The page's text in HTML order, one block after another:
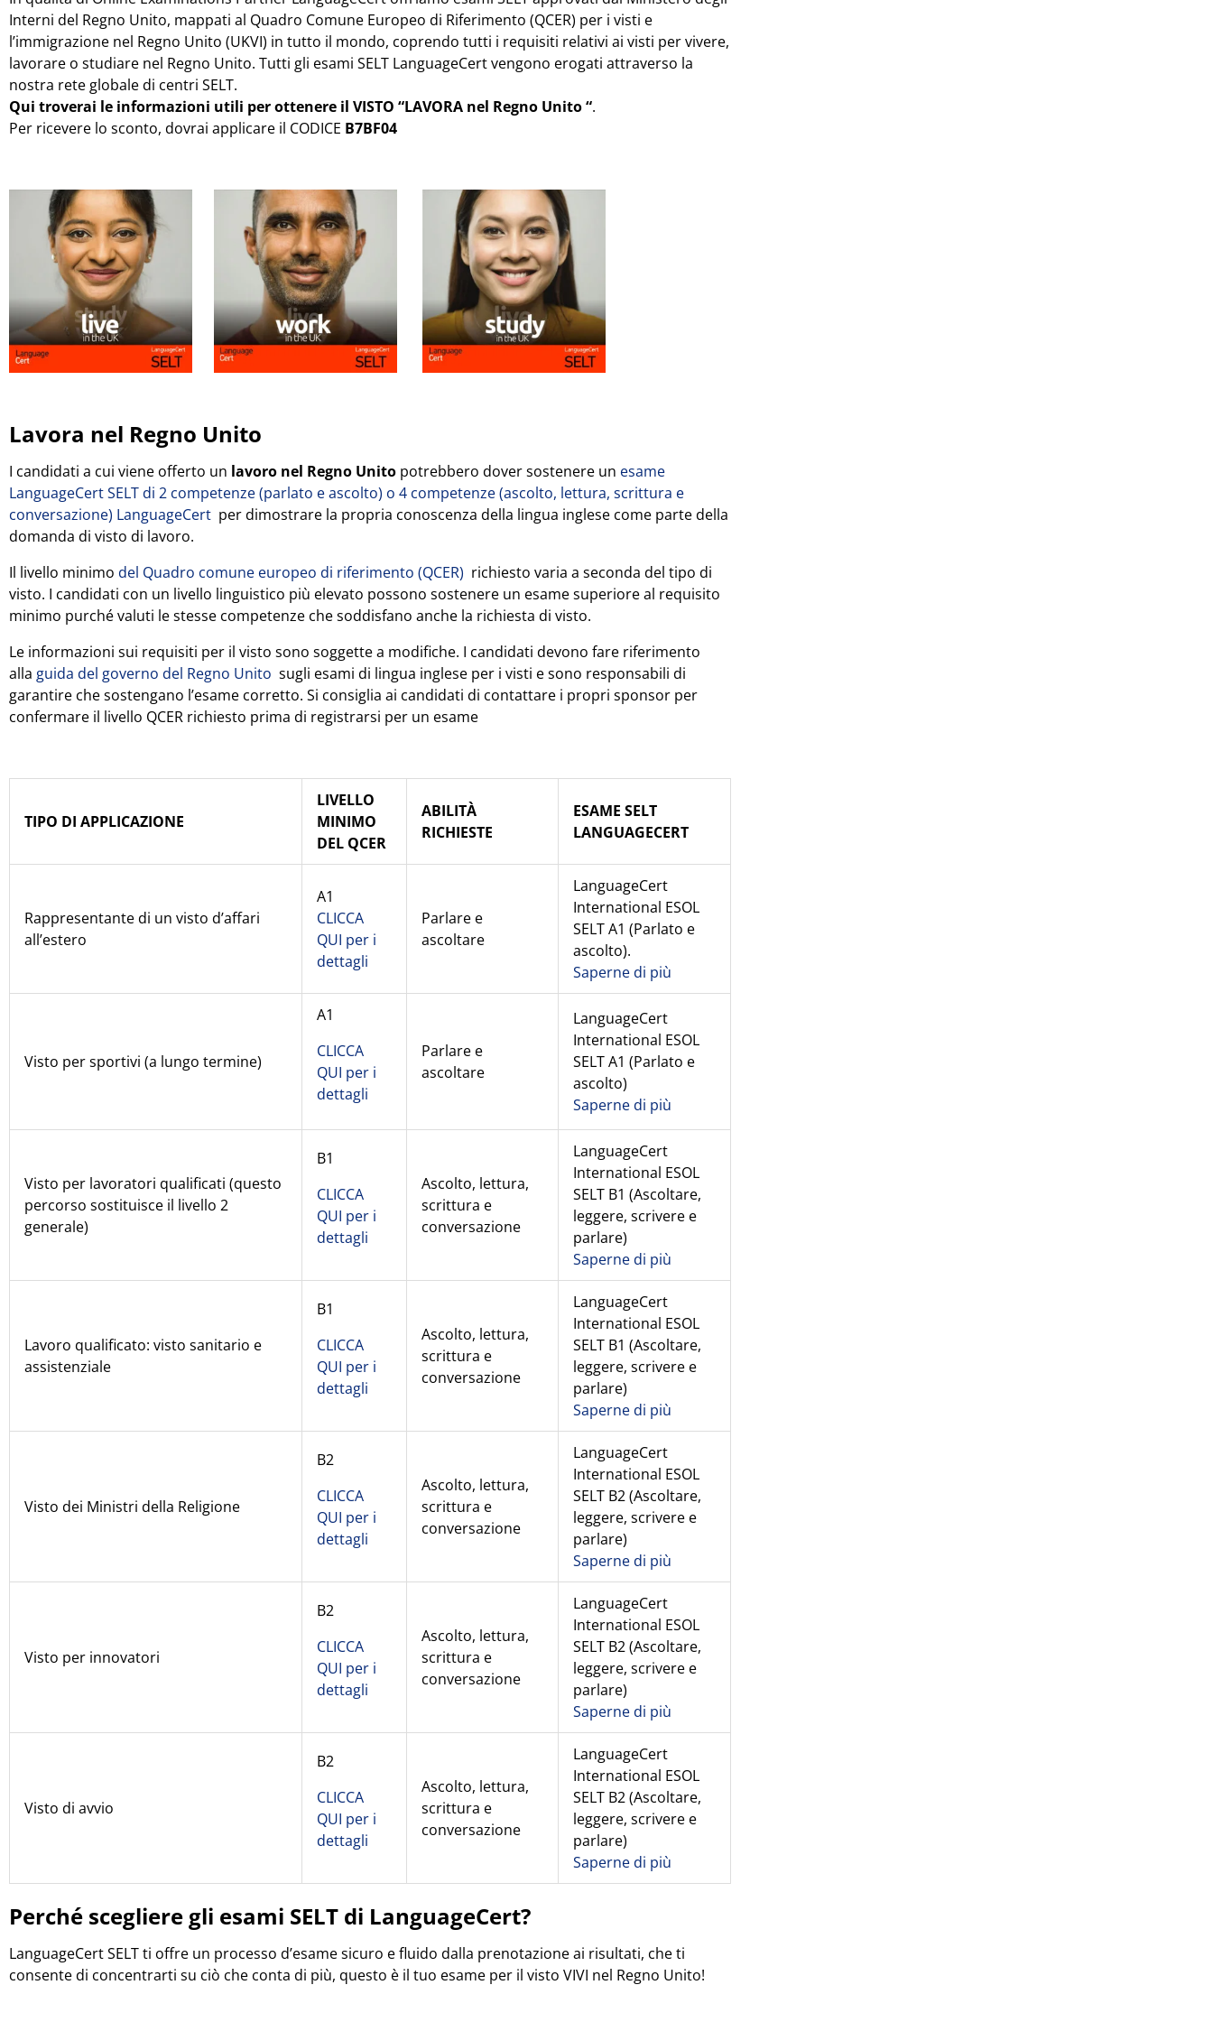
Interni del Regno Unito, mappati al Quadro Comune Europeo di Riferimento (QCER) per i visti e
l’immigrazione nel Regno Unito (UKVI) in tutto il mondo, coprendo tutti i requisiti relativi ai visti per vivere,
lavorare o studiare nel Regno Unito. Tutti gli esami SELT LanguageCert vengono erogati attraverso la
nostra rete globale di centri SELT.
Qui troverai le informazioni utili per ottenere il VISTO “LAVORA nel Regno Unito “.
Per ricevere lo sconto, dovrai applicare il CODICE B7BF04
Lavora nel Regno Unito
I candidati a cui viene offerto un lavoro nel Regno Unito potrebbero dover sostenere un esame
LanguageCert SELT di 2 competenze (parlato e ascolto) o 4 competenze (ascolto, lettura, scrittura e
conversazione) LanguageCert per dimostrare la propria conoscenza della lingua inglese come parte della
domanda di visto di lavoro.
Il livello minimo del Quadro comune europeo di riferimento (QCER) richiesto varia a seconda del tipo di
visto. I candidati con un livello linguistico più elevato possono sostenere un esame superiore al requisito
minimo purché valuti le stesse competenze che soddisfano anche la richiesta di visto.
Le informazioni sui requisiti per il visto sono soggette a modifiche. I candidati devono fare riferimento
alla guida del governo del Regno Unito sugli esami di lingua inglese per i visti e sono responsabili di
garantire che sostengano l’esame corretto. Si consiglia ai candidati di contattare i propri sponsor per
confermare il livello QCER richiesto prima di registrarsi per un esame
TIPO DI APPLICAZIONE
LIVELLO
MINIMO
DEL QCER
ABILITÀ
RICHIESTE
ESAME SELT
LANGUAGECERT
Rappresentante di un visto d’affari
all’estero
A1
CLICCA
QUI per i
dettagli
Parlare e
ascoltare
LanguageCert
International ESOL
SELT A1 (Parlato e
ascolto).
Saperne di più
Visto per sportivi (a lungo termine)
A1
CLICCA
QUI per i
dettagli
Parlare e
ascoltare
LanguageCert
International ESOL
SELT A1 (Parlato e
ascolto)
Saperne di più
Visto per lavoratori qualificati (questo
percorso sostituisce il livello 2
generale)
B1
CLICCA
QUI per i
dettagli
Ascolto, lettura,
scrittura e
conversazione
LanguageCert
International ESOL
SELT B1 (Ascoltare,
leggere, scrivere e
parlare)
Saperne di più
Lavoro qualificato: visto sanitario e
assistenziale
B1
CLICCA
QUI per i
dettagli
Ascolto, lettura,
scrittura e
conversazione
LanguageCert
International ESOL
SELT B1 (Ascoltare,
leggere, scrivere e
parlare)
Saperne di più
Visto dei Ministri della Religione
B2
CLICCA
QUI per i
dettagli
Ascolto, lettura,
scrittura e
conversazione
LanguageCert
International ESOL
SELT B2 (Ascoltare,
leggere, scrivere e
parlare)
Saperne di più
Visto per innovatori
B2
CLICCA
QUI per i
dettagli
Ascolto, lettura,
scrittura e
conversazione
LanguageCert
International ESOL
SELT B2 (Ascoltare,
leggere, scrivere e
parlare)
Saperne di più
Visto di avvio
B2
CLICCA
QUI per i
dettagli
Ascolto, lettura,
scrittura e
conversazione
LanguageCert
International ESOL
SELT B2 (Ascoltare,
leggere, scrivere e
parlare)
Saperne di più
Perché scegliere gli esami SELT di LanguageCert?
LanguageCert SELT ti offre un processo d’esame sicuro e fluido dalla prenotazione ai risultati, che ti
consente di concentrarti su ciò che conta di più, questo è il tuo esame per il visto VIVI nel Regno Unito!